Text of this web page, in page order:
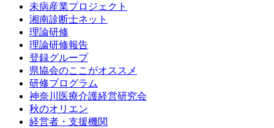
未病産業プロジェクト
湘南診断士ネット
理論研修
理論研修報告
登録グループ
県協会のここがオススメ
研修プログラム
神奈川医療介護経営研究会
秋のオリエン
経営者・支援機関